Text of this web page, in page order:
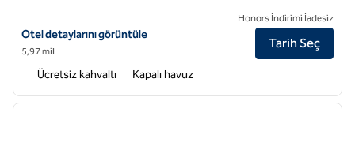
Embassy Suites by Hilton Atlanta Midtown için otel ayrıntılarını
Otel detaylarını görüntüle
5,97 mil
Honors İndirimi İadesiz
Tarih Seç
Ücretsiz kahvaltı Kapalı havuz
1 / 12